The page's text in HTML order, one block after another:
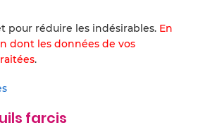
pour réduire les indésirables. En
dont les données de vos
.
farcis